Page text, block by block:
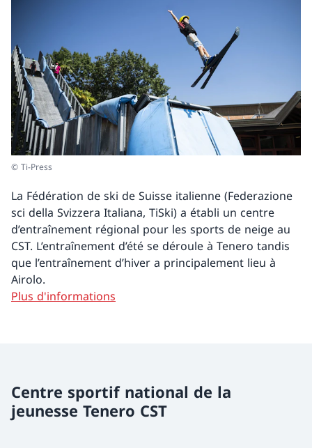
© Ti-Press
La Fédération de ski de Suisse italienne (Federazione
sci della Svizzera Italiana, TiSki) a établi un centre
d’entraînement régional pour les sports de neige au
CST. L’entraînement d’été se déroule à Tenero tandis
que l’entraînement d’hiver a principalement lieu à
Airolo.
Plus d'informations
Centre sportif national de la
jeunesse Tenero CST